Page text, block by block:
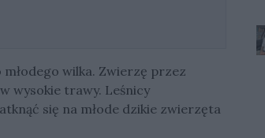
wilka. Zwierzę przez
wysokie trawy. Leśnicy
się na młode dzikie zwierzęta